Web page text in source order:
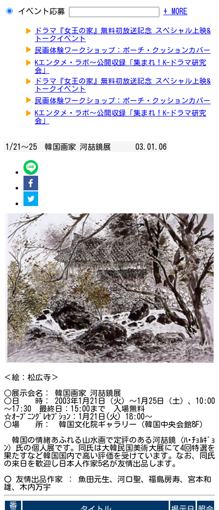
イベント応募 + MORE
▶
ドラマ『女王の家』無料初放送記念 スペシャル上映&
トークイベント
▶ 民画体験ワークショップ：ポーチ・クッションカバー
▶ Kエンタメ・ラボ～公開収録「集まれ！K-ドラマ研究
会」
▶
ドラマ『女王の家』無料初放送記念 スペシャル上映&
トークイベント
▶ 民画体験ワークショップ：ポーチ・クッションカバー
▶ Kエンタメ・ラボ～公開収録「集まれ！K-ドラマ研究
会」
1/21～25 韓国画家 河喆鏡展 03.01.06
＜絵：松広寺＞
○展示会名： 韓国画家 河喆鏡展
○日 時： 2003年1月21日（火）～1月25日（土）、10:00
～17:30 最終日：15:00まで 入場無料
☆ｵｰﾌﾟﾆﾝｸﾞﾚｾﾌﾟｼｮﾝ：1月21日(火) 18:00～
○場 所： 韓国文化院ギャラリー（韓国中央会館8F）
韓国の情緒あふれる山水画で定評のある河喆鏡（ﾊ･ﾁｮﾙｷﾞｮ
ﾝ）氏の個人展です。同氏は大韓民国美術大展にて4回特選を
果たすなど韓国国内で高い評価を受けています。なお、同氏
の来日を歓迎し日本人作家5名が友情出品します。
〇 友情出品作家 ： 魚田元生、河口聖、福島房寿、宮本和
雄、木内万宇
番